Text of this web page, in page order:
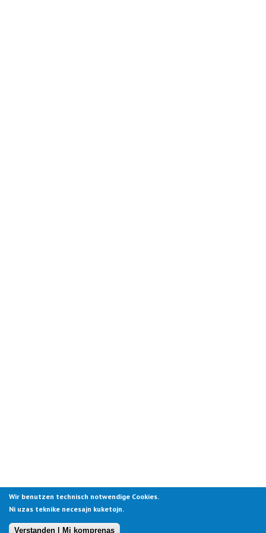
Wir benutzen technisch notwendige Cookies.
Ni uzas teknike necesajn kuketojn.
Verstanden | Mi komprenas